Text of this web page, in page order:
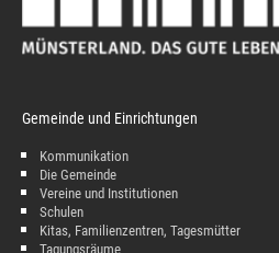
Gemeinde und Einrichtungen
Kommunikation
Die Gemeinde
Vereine und Institutionen
Schulen
Kitas, Familienzentren, Tagesmütter
Tagungsräume